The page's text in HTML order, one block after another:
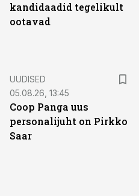
kandidaadid tegelikult
ootavad
UUDISED
05.08.26, 13:45
Coop Panga uus
personalijuht on Pirkko
Saar